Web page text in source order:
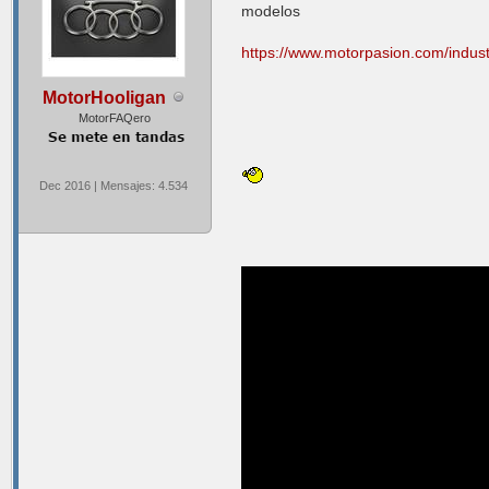
MotorHooligan
MotorFAQero
Dec 2016 | Mensajes: 4.534
modelos
https://www.motorpasion.com/